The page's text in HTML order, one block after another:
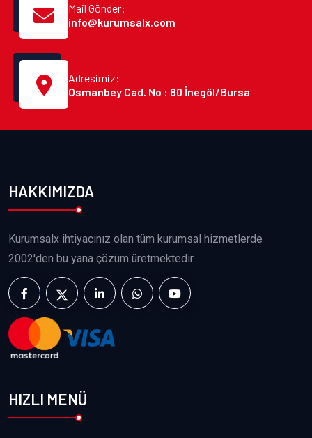
Mail Gönder:
info@kurumsalx.com
Adresimiz:
Osmanbey Cad. No : 80 İnegöl/Bursa
HAKKIMIZDA
Kurumsalx ihtiyacınız olan tüm kurumsal hizmetlerde
2002'den bu yana çözüm üretmektedir.
HIZLI MENÜ